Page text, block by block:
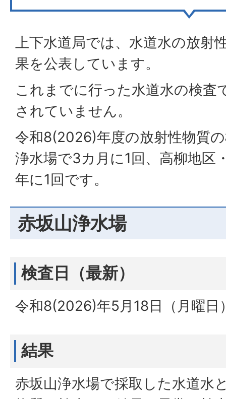
上下水道局では、水道水の放射
果を公表しています。
これまでに行った水道水の検査
されていません。
令和8(2026)年度の放射性物質
浄水場で3カ月に1回、高柳地区
年に1回です。
赤坂山浄水場
検査日（最新）
令和8(2026)年5月18日（月曜日
結果
赤坂山浄水場で採取した水道水